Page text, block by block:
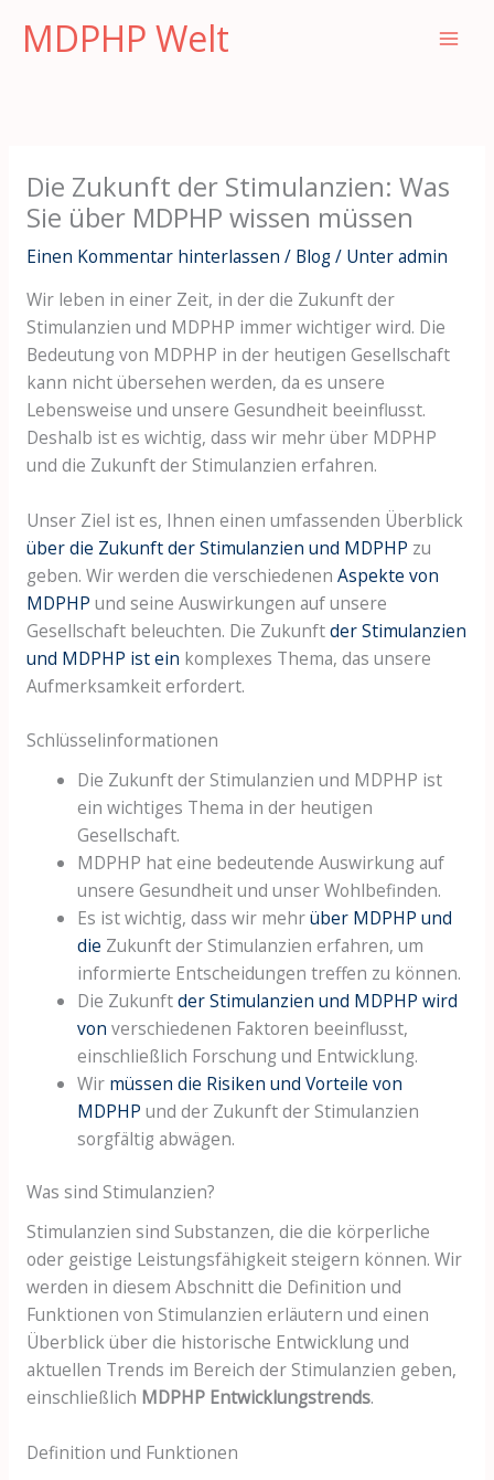
InhaltMDPHP Welt
Die Zukunft der Stimulanzien: Was
Sie über MDPHP wissen müssen
Einen Kommentar hinterlassen / Blog/ Unteradmin
Wir leben in einer Zeit, in der die Zukunft der
Stimulanzien und MDPHP immer wichtiger wird. Die
Bedeutung von MDPHP in der heutigen Gesellschaft
kann nicht übersehen werden, da es unsere
Lebensweise und unsere Gesundheit beeinflusst.
Deshalb ist es wichtig, dass wir mehr über MDPHP
und die Zukunft der Stimulanzien erfahren.
Unser Ziel ist es, Ihnen einen umfassenden Überblick
über die Zukunft der Stimulanzien und MDPHP zu
geben. Wir werden die verschiedenen Aspekte von
MDPHP und seine Auswirkungen auf unsere
Gesellschaft beleuchten. Die Zukunftder Stimulanzien
und MDPHP ist ein komplexes Thema, das unsere
Aufmerksamkeit erfordert.
Schlüsselinformationen
Die Zukunft der Stimulanzien und MDPHP ist
ein wichtiges Thema in der heutigen
Gesellschaft.
MDPHP hat eine bedeutende Auswirkung auf
unsere Gesundheit und unser Wohlbefinden.
Es ist wichtig, dass wir mehrüber MDPHP und
die Zukunft der Stimulanzien erfahren, um
informierte Entscheidungen treffen zu können.
Die Zukunftder Stimulanzien und MDPHP wird
von verschiedenen Faktoren beeinflusst,
einschließlich Forschung und Entwicklung.
Wir müssen die Risiken und Vorteile von
MDPHP und der Zukunft der Stimulanzien
sorgfältig abwägen.
Was sind Stimulanzien?
Stimulanzien sind Substanzen, die die körperliche
oder geistige Leistungsfähigkeit steigern können. Wir
werden in diesem Abschnitt die Definition und
Funktionen von Stimulanzien erläutern und einen
Überblick über die historische Entwicklung und
aktuellen Trends im Bereich der Stimulanzien geben,
einschließlich MDPHP Entwicklungstrends.
Definition und Funktionen